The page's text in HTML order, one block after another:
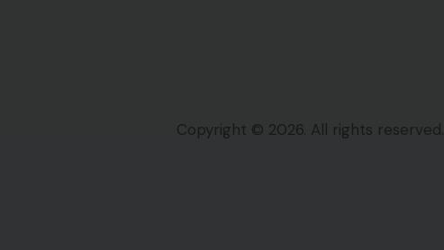
Copyright © 2026. All rights reserved.